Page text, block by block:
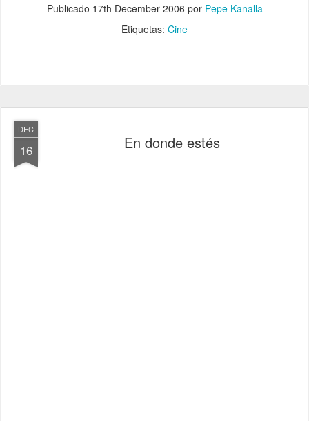
Publicado 17th December 2006 por Pepe Kanalla
Etiquetas: Cine
DEC
16 En donde estés